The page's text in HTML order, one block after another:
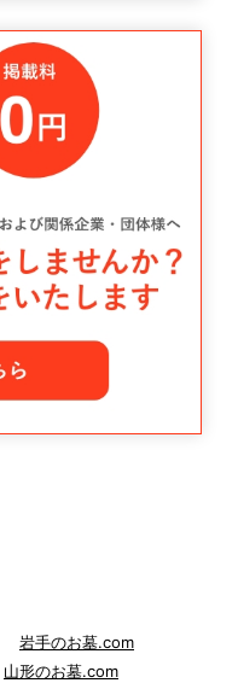
岩手のお墓.com
山形のお墓.com